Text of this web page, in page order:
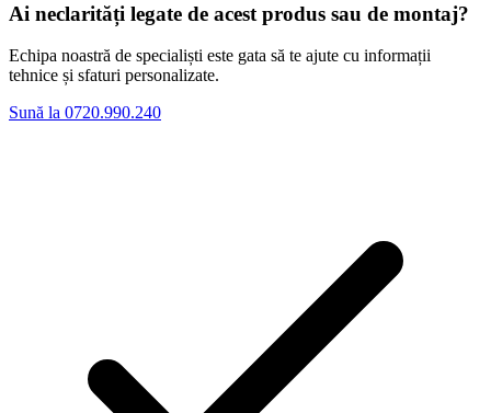
Ai neclarități legate de acest produs sau de montaj?
Echipa noastră de specialiști este gata să te ajute cu informații
tehnice și sfaturi personalizate.
Sună la 0720.990.240